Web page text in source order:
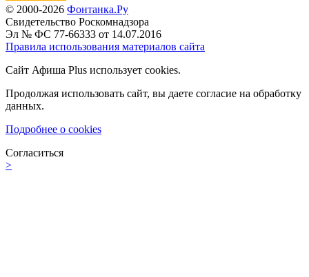
© 2000-2026 Фонтанка.Ру
Свидетельство Роскомнадзора
Эл № ФС 77-66333 от 14.07.2016
Правила использования материалов сайта
Сайт Афиша Plus использует cookies.
Продолжая использовать сайт, вы даете согласие на обработку
данных.
Подробнее о cookies
Согласиться
>